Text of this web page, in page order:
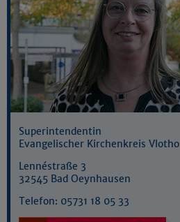
Superintendentin
Evangelischer Kirchenkreis Vlotho
Lennéstraße 3
32545 Bad Oeynhausen
Telefon: 05731 18 05 33